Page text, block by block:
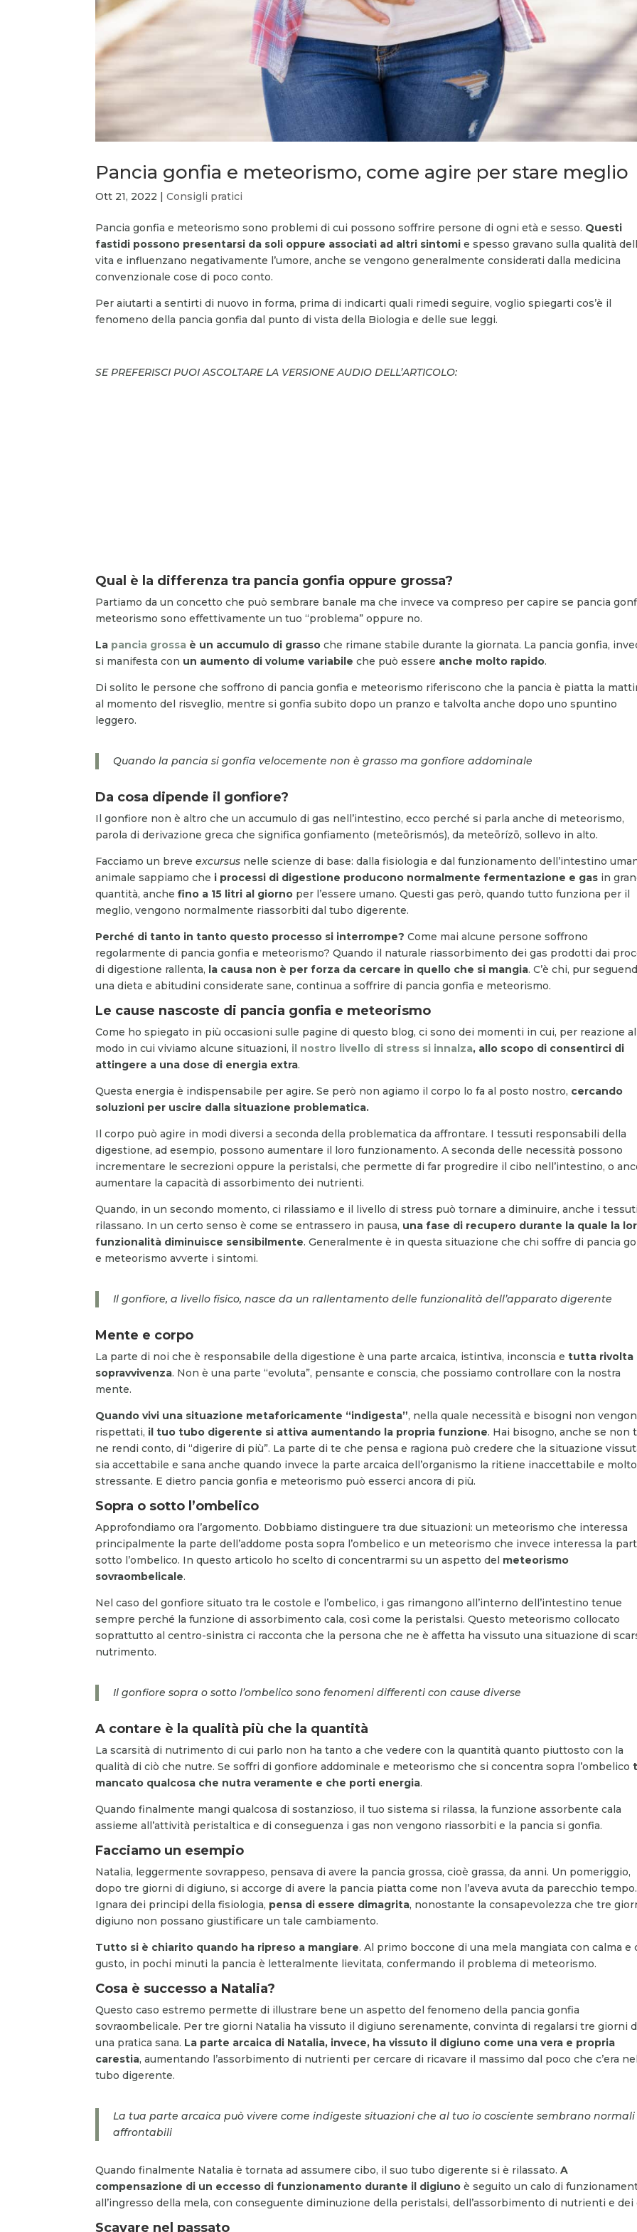
Pancia gonfia e meteorismo, come agire per stare meglio
Ott 21, 2022 |Consigli pratici
Pancia gonfia e meteorismo sono problemi di cui possono soffrire persone di ogni età e sesso. Questi
fastidi possono presentarsi da soli oppure associati ad altri sintomi e spesso gravano sulla qualità
vita e influenzano negativamente l’umore, anche se vengono generalmente considerati dalla medicina
convenzionale cose di poco conto.
Per aiutarti a sentirti di nuovo in forma, prima di indicarti quali rimedi seguire, voglio spiegarti cos’è il
fenomeno della pancia gonfia dal punto di vista della Biologia e delle sue leggi.
SE PREFERISCI PUOI ASCOLTARE LA VERSIONE AUDIO DELL’ARTICOLO:
Qual è la differenza tra pancia gonfia oppure grossa?
Partiamo da un concetto che può sembrare banale ma che invece va compreso per capire se pancia
meteorismo sono effettivamente un tuo “problema” oppure no.
La pancia grossa è un accumulo di grasso che rimane stabile durante la giornata. La pancia gonfia,
si manifesta con un aumento di volume variabile che può essere anche molto rapido.
Di solito le persone che soffrono di pancia gonfia e meteorismo riferiscono che la pancia è piatta la
al momento del risveglio, mentre si gonfia subito dopo un pranzo e talvolta anche dopo uno spuntino
leggero.
Quando la pancia si gonfia velocemente non è grasso ma gonfiore addominale
Da cosa dipende il gonfiore?
Il gonfiore non è altro che un accumulo di gas nell’intestino, ecco perché si parla anche di meteorismo,
parola di derivazione greca che significa gonfiamento (meteōrismós), da meteōrízō, sollevo in alto.
Facciamo un breveexcursus nelle scienze di base: dalla fisiologia e dal funzionamento dell’intestino
animale sappiamo che i processi di digestione producono normalmente fermentazione e gas in
quantità, anchefino a 15 litri al giorno per l’essere umano. Questi gas però, quando tutto funziona per il
meglio, vengono normalmente riassorbiti dal tubo digerente.
Perché di tanto in tanto questo processo si interrompe? Come mai alcune persone soffrono
regolarmente di pancia gonfia e meteorismo? Quando il naturale riassorbimento dei gas prodotti dai
di digestione rallenta, la causa non è per forza da cercare in quello che si mangia. C’è chi, pur
una dieta e abitudini considerate sane, continua a soffrire di pancia gonfia e meteorismo.
Le cause nascoste di pancia gonfia e meteorismo
Come ho spiegato in più occasioni sulle pagine di questo blog, ci sono dei momenti in cui, per reazione al
modo in cui viviamo alcune situazioni, il nostro livello di stress si innalza, allo scopo di consentirci di
attingere a una dose di energia extra.
Questa energia è indispensabile per agire. Se però non agiamo il corpo lo fa al posto nostro, cercando
soluzioni per uscire dalla situazione problematica.
Il corpo può agire in modi diversi a seconda della problematica da affrontare. I tessuti responsabili della
digestione, ad esempio, possono aumentare il loro funzionamento. A seconda delle necessità possono
incrementare le secrezioni oppure la peristalsi, che permette di far progredire il cibo nell’intestino, o
aumentare la capacità di assorbimento dei nutrienti.
Quando, in un secondo momento, ci rilassiamo e il livello di stress può tornare a diminuire, anche i
rilassano. In un certo senso è come se entrassero in pausa, una fase di recupero durante la quale la
funzionalità diminuisce sensibilmente. Generalmente è in questa situazione che chi soffre di pancia
e meteorismo avverte i sintomi.
Il gonfiore, a livello fisico, nasce da un rallentamento delle funzionalità dell’apparato digerente
Mente e corpo
La parte di noi che è responsabile della digestione è una parte arcaica, istintiva, inconscia etutta rivolta
sopravvivenza. Non è una parte “evoluta”, pensante e conscia, che possiamo controllare con la nostra
mente.
Quando vivi una situazione metaforicamente “indigesta”, nella quale necessità e bisogni non
rispettati, il tuo tubo digerente si attiva aumentando la propria funzione. Hai bisogno, anche se non
ne rendi conto, di “digerire di più”. La parte di te che pensa e ragiona può credere che la situazione
sia accettabile e sana anche quando invece la parte arcaica dell’organismo la ritiene inaccettabile e molto
stressante. E dietro pancia gonfia e meteorismo può esserci ancora di più.
Sopra o sotto l’ombelico
Approfondiamo ora l’argomento. Dobbiamo distinguere tra due situazioni: un meteorismo che interessa
principalmente la parte dell’addome posta sopra l’ombelico e un meteorismo che invece interessa la
sotto l’ombelico. In questo articolo ho scelto di concentrarmi su un aspetto del meteorismo
sovraombelicale.
Nel caso del gonfiore situato tra le costole e l’ombelico, i gas rimangono all’interno dell’intestino tenue
sempre perché la funzione di assorbimento cala, così come la peristalsi. Questo meteorismo collocato
soprattutto al centro-sinistra ci racconta che la persona che ne è affetta ha vissuto una situazione di
nutrimento.
Il gonfiore sopra o sotto l’ombelico sono fenomeni differenti con cause diverse
A contare è la qualità più che la quantità
La scarsità di nutrimento di cui parlo non ha tanto a che vedere con la quantità quanto piuttosto con la
qualità di ciò che nutre. Se soffri di gonfiore addominale e meteorismo che si concentra sopra l’ombelico
mancato qualcosa che nutra veramente e che porti energia.
Quando finalmente mangi qualcosa di sostanzioso, il tuo sistema si rilassa, la funzione assorbente cala
assieme all’attività peristaltica e di conseguenza i gas non vengono riassorbiti e la pancia si gonfia.
Facciamo un esempio
Natalia, leggermente sovrappeso, pensava di avere la pancia grossa, cioè grassa, da anni. Un pomeriggio,
dopo tre giorni di digiuno, si accorge di avere la pancia piatta come non l’aveva avuta da parecchio tempo.
Ignara dei principi della fisiologia, pensa di essere dimagrita, nonostante la consapevolezza che tre
digiuno non possano giustificare un tale cambiamento.
Tutto si è chiarito quando ha ripreso a mangiare. Al primo boccone di una mela mangiata con calma e
gusto, in pochi minuti la pancia è letteralmente lievitata, confermando il problema di meteorismo.
Cosa è successo a Natalia?
Questo caso estremo permette di illustrare bene un aspetto del fenomeno della pancia gonfia
sovraombelicale. Per tre giorni Natalia ha vissuto il digiuno serenamente, convinta di regalarsi tre giorni
una pratica sana. La parte arcaica di Natalia, invece, ha vissuto il digiuno come una vera e propria
carestia, aumentando l’assorbimento di nutrienti per cercare di ricavare il massimo dal poco che c’era nel
tubo digerente.
La tua parte arcaica può vivere come indigeste situazioni che al tuo io cosciente sembrano normali
affrontabili
Quando finalmente Natalia è tornata ad assumere cibo, il suo tubo digerente si è rilassato.A
compensazione di un eccesso di funzionamento durante il digiuno è seguito un calo di
all’ingresso della mela, con conseguente diminuzione della peristalsi, dell’assorbimento di nutrienti e dei
Scavare nel passato